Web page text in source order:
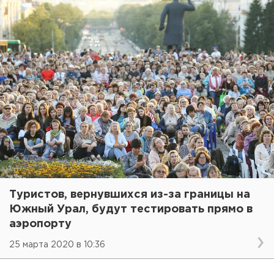
Туристов, вернувшихся из-за границы на
Южный Урал, будут тестировать прямо в
аэропорту
25 марта 2020 в 10:36